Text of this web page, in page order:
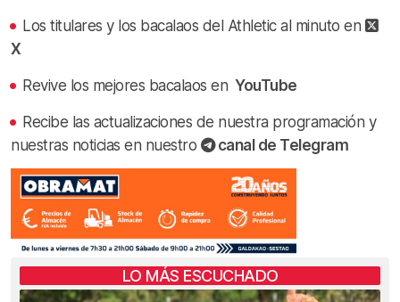
Los titulares y los bacalaos del Athletic al minuto en
X
Revive los mejores bacalaos en YouTube
Recibe las actualizaciones de nuestra programación y
nuestras noticias en nuestro
canal de Telegram
LO MÁS ESCUCHADO